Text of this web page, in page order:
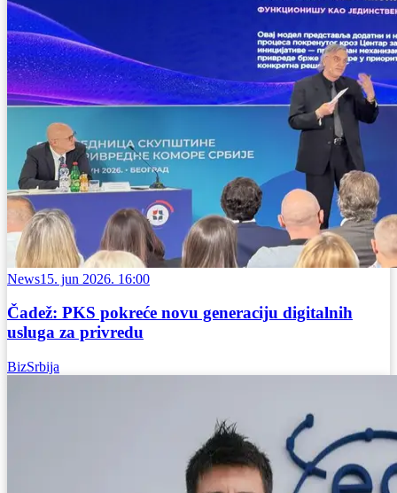
News15. jun 2026. 16:00
Čadež: PKS pokreće novu generaciju digitalnih
usluga za privredu
BizSrbija